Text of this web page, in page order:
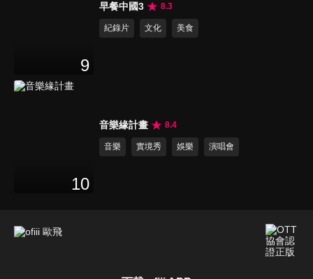
9
早餐中國3 8.3
紀錄片 文化 美食
10
音樂緣計畫 8.4
音樂 實境秀 娛樂 演唱會